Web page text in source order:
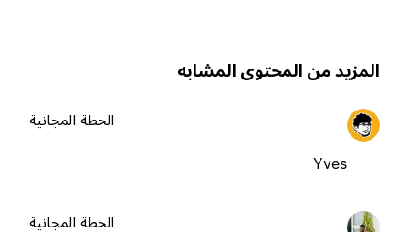
من المحتوى المشابه
Yves
الخطة المجانية
الخطة المجانية